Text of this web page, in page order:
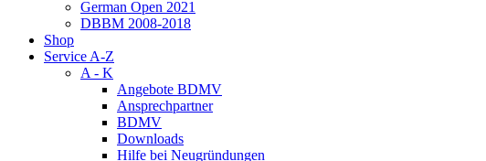
German Open 2021
DBBM 2008-2018
Shop
Service A-Z
A - K
Angebote BDMV
Ansprechpartner
BDMV
Downloads
Hilfe bei Neugründungen